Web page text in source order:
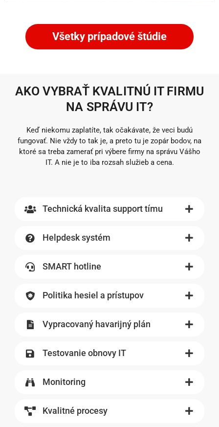
Všetky prípadové štúdie
AKO VYBRAŤ KVALITNÚ IT FIRMU
NA SPRÁVU IT?
Keď niekomu zaplatíte, tak očakávate, že veci budú
fungovať. Nie vždy to tak je, a preto tu je zopár bodov, na
ktoré sa treba zamerať pri výbere firmy na správu Vášho
IT. A nie je to iba rozsah služieb a cena.
Technická kvalita support tímu
Helpdesk systém
SMART hotline
Politika hesiel a prístupov
Vypracovaný havarijný plán
Testovanie obnovy IT
Monitoring
Kvalitné procesy